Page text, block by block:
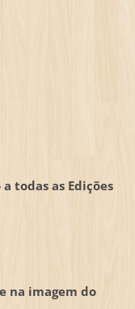
todas as Edições
na imagem do